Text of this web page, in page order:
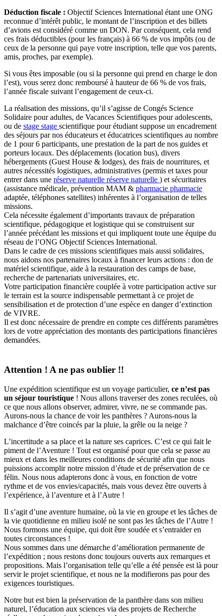
Déduction fiscale : Objectif Sciences International étant une ONG
reconnue d’intérêt public, le montant de l’inscription et des billets
d’avions est considéré comme un DON. Par conséquent, cela rend
ces frais déductibles (pour les français) à 66 % de vos impôts (ou de
ceux de la personne qui paye votre inscription, telle que vos parents,
amis, proches, par exemple).
Si vous êtes imposable (ou si la personne qui prend en charge le don
l’est), vous serez donc remboursé à hauteur de 66 % de vos frais,
l’année fiscale suivant l’engagement de ceux-ci.
La réalisation des missions, qu’il s’agisse de Congés Science
Solidaire pour adultes, de Vacances Scientifiques pour adolescents,
ou de stage stage scientifique pour étudiant suppose un encadrement
des séjours par nos éducateurs et éducatrices scientifiques au nombre
de 1 pour 6 participants, une prestation de la part de nos guides et
porteurs locaux. Des déplacements (location bus), divers
hébergements (Guest House & lodges), des frais de nourritures, et
autres nécessités logistiques, administratives (permis et taxes pour
entrer dans une réserve naturelle réserve naturelle ) et sécuritaires
(assistance médicale, prévention MAM & pharmacie pharmacie
adaptée, téléphones satellites) inhérentes à l’organisation de telles
missions.
Cela nécessite également d’importants travaux de préparation
scientifique, pédagogique et logistique qui se construisent sur
l’année précédant les missions et qui impliquent toute une équipe du
réseau de l’ONG Objectif Sciences International.
Dans le cadre de ces missions scientifiques mais aussi solidaires,
nous aidons nos partenaires locaux à financer leurs actions : don de
matériel scientifique, aide à la restauration des camps de base,
recherche de partenariats universitaires, etc.
Votre participation financière couplée à votre participation active sur
le terrain est la source indispensable permettant à ce projet de
sensibilisation et de protection d’une espèce en danger d’extinction
de VIVRE.
Il est donc nécessaire de prendre en compte ces différents paramètres
lors de votre appréciation des montants des participations financières
demandées.
Attention ! A ne pas oublier !!
Une expédition scientifique est un voyage particulier, ce n’est pas
un séjour touristique ! Nous allons traverser des zones reculées, où
ce que nous allons observer, admirer, vivre, ne se commande pas.
Aurons-nous la chance de voir les panthères ? Aurons-nous la
malchance d’être coincés par la pluie, la grêle ou la neige ?
L’incertitude a sa place et la nature ses caprices. C’est ce qui fait le
piment de l’Aventure ! Tout est organisé pour que cela se passe au
mieux et dans les meilleures conditions de sécurité afin que nous
puissions accomplir notre mission d’étude et de préservation de ce
félin. Nous nous adapterons donc à vous, en fonction de votre
rythme et de vos envies/capacités, mais vous devez être ouverts à
l’expérience, à l’aventure et à l’Autre !
Il s’agit d’une aventure humaine, où la vie en groupe et les tâches de
la vie quotidienne en milieu isolé ne sont pas les tâches de l’Autre !
Nous formons une équipe, qui doit être soudée et s’entraider en
toutes circonstances !
Nous sommes dans une démarche d’amélioration permanente de
l’expédition ; nous restons donc toujours ouverts aux remarques et
propositions. Mais l’organisation telle qu’elle a été pensée est là pour
servir le projet scientifique, et nous ne la modifierons pas pour des
exigences touristiques.
Notre but est bien la préservation de la panthère dans son milieu
naturel, l’éducation aux sciences via des projets de Recherche